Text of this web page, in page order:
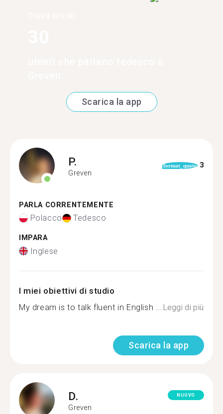
Scarica la app
P.
Greven
format_quote 3
PARLA CORRENTEMENTE
Polacco Tedesco
IMPARA
Inglese
I miei obiettivi di studio
My dream is to talk fluent in English ... Leggi di più
Scarica la app
D.
Greven
NUOVO